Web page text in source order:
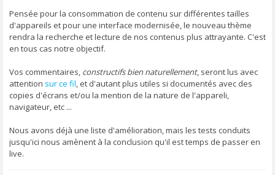
Pensée pour la consommation de contenu sur différentes tailles
d'appareils et pour une interface modernisée, le nouveau thème
rendra la recherche et lecture de nos contenus plus attrayante. C'est
en tous cas notre objectif.
Vos commentaires, constructifs bien naturellement, seront lus avec
attention sur ce fil, et d'autant plus utiles si documentés avec des
copies d'écrans et/ou la mention de la nature de l'appareli,
navigateur, etc ...
Nous avons déjà une liste d'amélioration, mais les tests conduits
jusqu'ici nous amènent à la conclusion qu'il est temps de passer en
live.